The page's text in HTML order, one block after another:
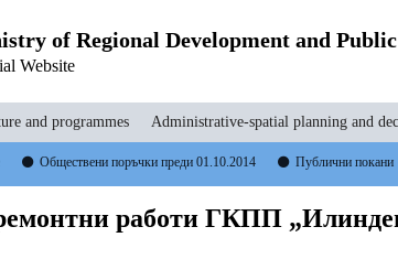
of Regional Development and
Website
and programmes Administrative-spatial planning and
Обществени поръчки преди 01.10.2014 Публични покани
работи ГКПП